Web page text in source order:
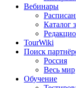
Вебинары
Каталог
TourWiki
Поиск
Россия
Весь мир
Обучение